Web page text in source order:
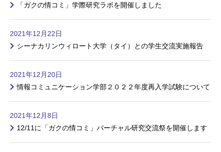
「ガクの情コミ」学際研究ラボを開催しました
2021年12月22日
シーナカリンウィロート大学（タイ）との学生交流実施報告
2021年12月20日
情報コミュニケーション学部２０２２年度再入学試験について
2021年12月8日
12/11に「ガクの情コミ」バーチャル研究交流祭を開催します